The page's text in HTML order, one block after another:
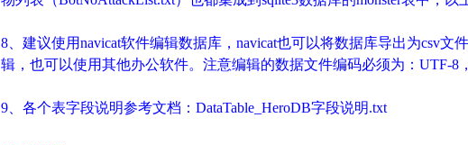
8、建议使用navicat软件编辑数据库，navicat也可以将数据库导出为csv文
辑，也可以使用其他办公软件。 注意编辑的数据文件编码必须为： UTF-8
9、 各个表字段说明参考文档： DataTable_HeroDB字段说明.txt